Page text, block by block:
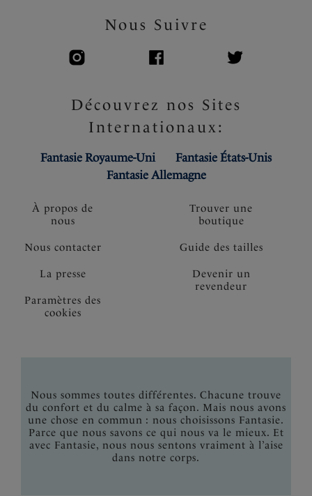
À propos de
nous
Nous contacter
La presse
Paramètres des
cookies
Nous Suivre
Découvrez nos Sites
Internationaux:
Fantasie Royaume-Uni
Fantasie États-Unis
Fantasie Allemagne
Trouver une
boutique
Guide des tailles
Devenir un
revendeur
Nous sommes toutes différentes. Chacune trouve
du confort et du calme à sa façon. Mais nous avons
une chose en commun : nous choisissons Fantasie.
Parce que nous savons ce qui nous va le mieux. Et
avec Fantasie, nous nous sentons vraiment à l’aise
dans notre corps.